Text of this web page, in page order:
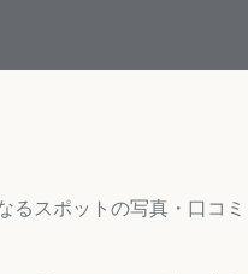
るスポットの写真・口コ